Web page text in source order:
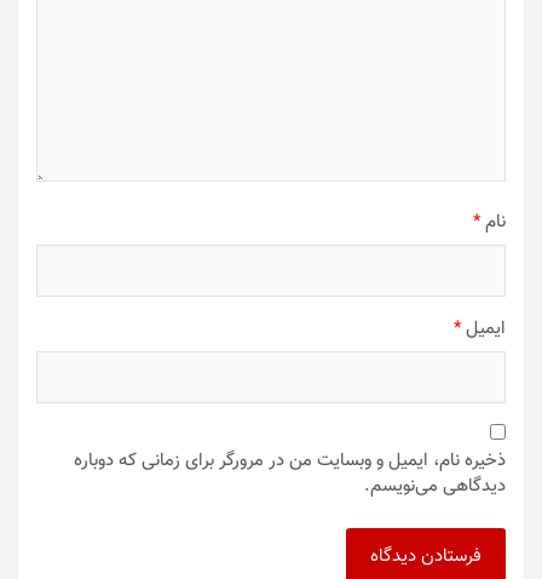
نام*
ایمیل*
ذخیره نام، ایمیل و وبسایت من در مرورگر برای زمانی که دوباره
دیدگاهی می‌نویسم.